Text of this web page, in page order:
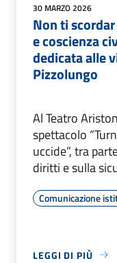
30 MARZO 2026
Non ti
e coscienza
dedicata alle
Pizzolungo
Al Teatro
spettacolo
uccide”, tra
diritti e sulla
Comunicazione
LEGGI DI PIÙ